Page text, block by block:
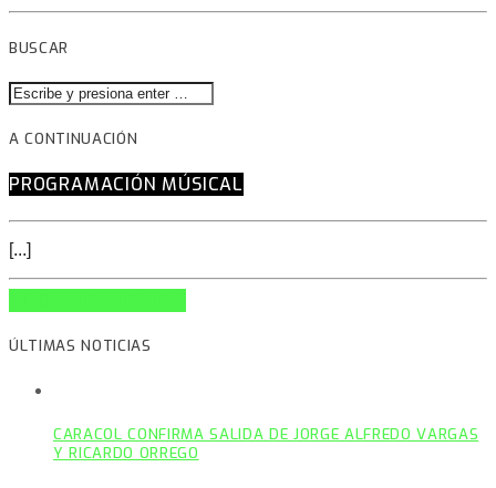
BUSCAR
A CONTINUACIÓN
PROGRAMACIÓN MÚSICAL
[...]
ÚLTIMAS NOTICIAS
CARACOL CONFIRMA SALIDA DE JORGE ALFREDO VARGAS
Y RICARDO ORREGO